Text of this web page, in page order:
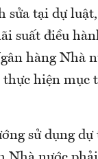
sửa tại dự
suất điều
hàng Nhà
hiện mục
sử dụng